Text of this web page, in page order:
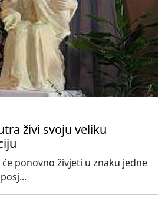
živi svoju veliku
ponovno živjeti u znaku jedne